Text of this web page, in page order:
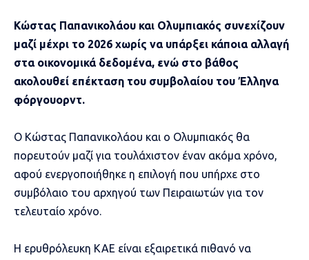
Κώστας Παπανικολάου και Ολυμπιακός συνεχίζουν
μαζί μέχρι το 2026 χωρίς να υπάρξει κάποια αλλαγή
στα οικονομικά δεδομένα, ενώ στο βάθος
ακολουθεί επέκταση του συμβολαίου του Έλληνα
φόργουορντ.
Ο Κώστας Παπανικολάου και ο Ολυμπιακός θα
πορευτούν μαζί για τουλάχιστον έναν ακόμα χρόνο,
αφού ενεργοποιήθηκε η επιλογή που υπήρχε στο
συμβόλαιο του αρχηγού των Πειραιωτών για τον
τελευταίο χρόνο.
Η ερυθρόλευκη ΚΑΕ είναι εξαιρετικά πιθανό να